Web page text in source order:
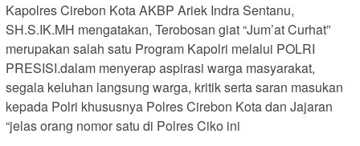
Kapolres Cirebon Kota AKBP Ariek Indra Sentanu,
SH.S.IK.MH mengatakan, Terobosan giat “Jum’at Curhat”
merupakan salah satu Program Kapolri melalui POLRI
PRESISI.dalam menyerap aspirasi warga masyarakat,
segala keluhan langsung warga, kritik serta saran masukan
kepada Polri khususnya Polres Cirebon Kota dan Jajaran
“jelas orang nomor satu di Polres Ciko ini